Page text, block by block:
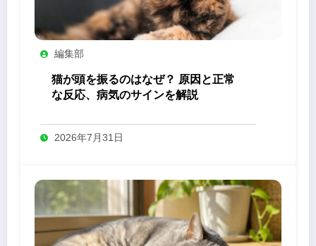
編集部
猫が頭を振るのはなぜ？ 原因と正常
な反応、病気のサインを解説
2026年7月31日